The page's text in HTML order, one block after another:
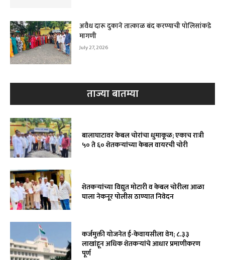
अवैध दारू दुकाने तात्काळ बंद करण्याची पोलिसांकडे
मागणी
July 27, 2026
ताज्या बातम्या
बालाघाटावर केबल चोरांचा धुमाकूळ; एकाच रात्री
५० ते ६० शेतकऱ्यांच्या केबल वायरची चोरी
शेतकऱ्यांच्या विद्युत मोटारी व केबल चोरीला आळा
घाला नेकनूर पोलीस ठाण्यात निवेदन
कर्जमुक्ती योजनेत ई-केवायसीला वेग; ८.३३
लाखांहून अधिक शेतकऱ्यांचे आधार प्रमाणीकरण
पूर्ण